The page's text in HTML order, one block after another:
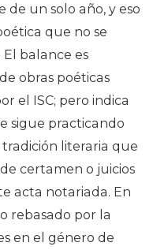
de un solo año, y eso
que no se
balance es
obras poéticas
el ISC; pero indica
sigue practicando
literaria que
certamen o juicios
acta notariada. En
rebasado por la
en el género de